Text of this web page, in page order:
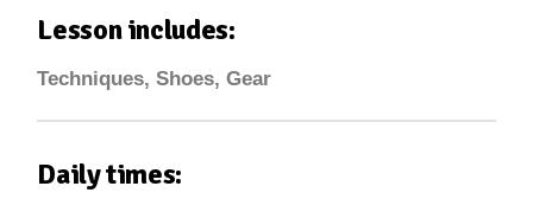
Lesson includes:
Techniques, Shoes, Gear
Daily times: